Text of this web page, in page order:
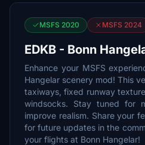
MSFS 2020 MSFS 2024
EDKB - Bonn
Enhance your MSFS
Hangelar scenery mod! This
taxiways, fixed runway
windsocks. Stay tuned for
improve realism. Share your
for future updates in the
your flights at Bonn Hangelar!